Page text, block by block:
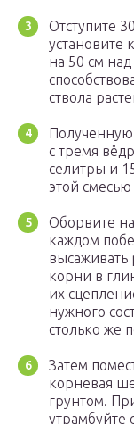
Отступите
установите
на 50 см
ствола
с тремя
селитры и
этой
Оборвите
каждом
высаживать
корни в
их
нужного
столько же
Затем
корневая
грунтом.
утрамбуйте